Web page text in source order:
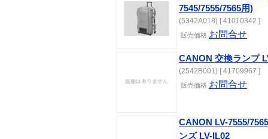
7545/7555/7565用)
(5342A018) [ 41010342 ]
販売価格 お問合せ
CANON 交換ランプ
(2542B001) [ 41709967 ]
販売価格 お問合せ
CANON LV-7555/
ンズ LV-IL02